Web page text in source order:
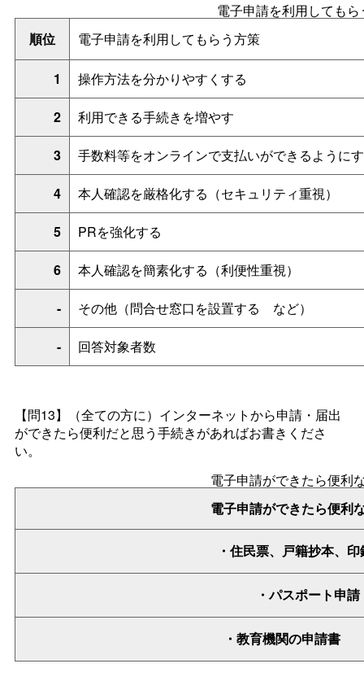
電子申請を利用しても
順位
電子申請を利用してもらう方策
1 操作方法を分かりやすくする
2 利用できる手続きを増やす
3 手数料等をオンラインで支払いができるように
4 本人確認を厳格化する（セキュリティ重視）
5 PRを強化する
6 本人確認を簡素化する（利便性重視）
- その他（問合せ窓口を設置する など）
- 回答対象者数
【問13】
（全ての方に）インターネットから申請・届出
ができたら便利だと思う手続きがあればお書きくださ
い。
電子申請ができたら便利
電子申請ができたら便利
・住民票、戸籍抄本、
・パスポート申請
・教育機関の申請